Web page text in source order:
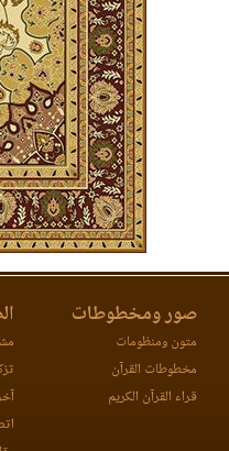
صور ومخطوطات
متون ومنظومات
مخطوطات القرآن
قراء القرآن الكريم